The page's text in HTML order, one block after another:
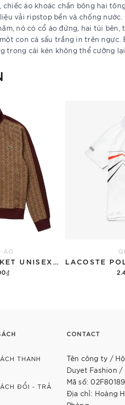
chiếc áo khoác chần bông hai
vải ripstop bền và chống nước.
nó có cổ áo đứng, hai túi bên,
con cá sấu trắng in trên ngực.
trong cái kén không thể cưỡng lại
ÁO
BỘ LACOSTE JACKET UNISEX JACQUARD 'MONOGRAM'
THANH
ĐỔI - TRẢ
CONTACT
Tên công ty /
Duyet Fashion /
Mã số:
Địa chỉ: Hoàng